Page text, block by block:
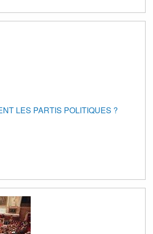
LES PARTIS POLITIQUES ?